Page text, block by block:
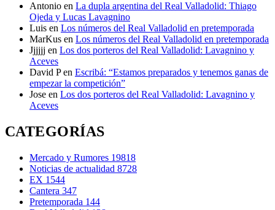
Antonio en La dupla argentina del Real Valladolid: Thiago
Ojeda y Lucas Lavagnino
Luis en Los números del Real Valladolid en pretemporada
MarKus en Los números del Real Valladolid en pretemporada
Jjjjjj en Los dos porteros del Real Valladolid: Lavagnino y
Aceves
David P en Escribá: “Estamos preparados y tenemos ganas de
empezar la competición”
Jose en Los dos porteros del Real Valladolid: Lavagnino y
Aceves
CATEGORÍAS
Mercado y Rumores 19818
Noticias de actualidad 8728
EX 1544
Cantera 347
Pretemporada 144